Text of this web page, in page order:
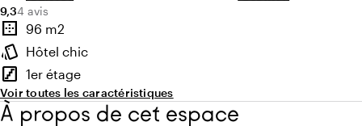
Note moyenne de 9,3 sur 10
9,3Nombre d'avis : 4
4 avis
Points forts
border_outer
Superficie
96 m2
style
Ambiance
Hôtel chic
stairs
Étage
1er étage
Voir toutes les caractéristiques
À propos de cet espace